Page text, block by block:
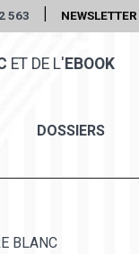
2 563 | NEWSLETTER
ET DE L' EBOOK
DOSSIERS
BLANC